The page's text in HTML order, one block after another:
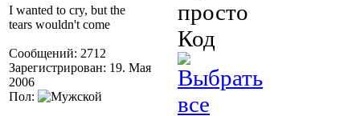
I wanted to cry, but the
tears wouldn't come
Сообщений: 2712
Зарегистрирован: 19. Мая
2006
Пол:
просто
Код